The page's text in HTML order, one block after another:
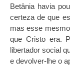
Betânia havia
certeza de que
mas esse
que Cristo era.
libertador social
e devolver-lhe o